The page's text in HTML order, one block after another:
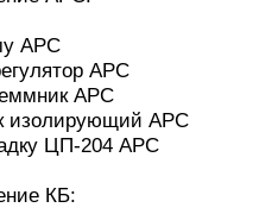
АРС
АРС
АРС
изолирующий АРС
ЦП-204 АРС
КБ: